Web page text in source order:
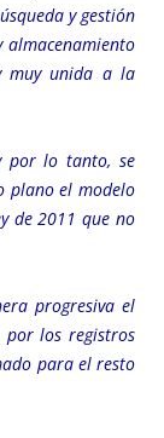
y gestión
almacenamiento
muy unida a la
por lo tanto, se
plano el modelo
de 2011 que no
progresiva el
por los registros
para el resto